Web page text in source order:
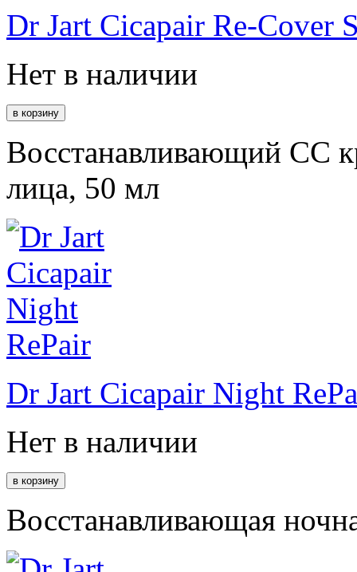
Dr Jart Cicapair Re-Cover
Нет в наличии
Восстанавливающий СС
лица, 50 мл
Dr Jart Cicapair Night
Нет в наличии
Восстанавливающая